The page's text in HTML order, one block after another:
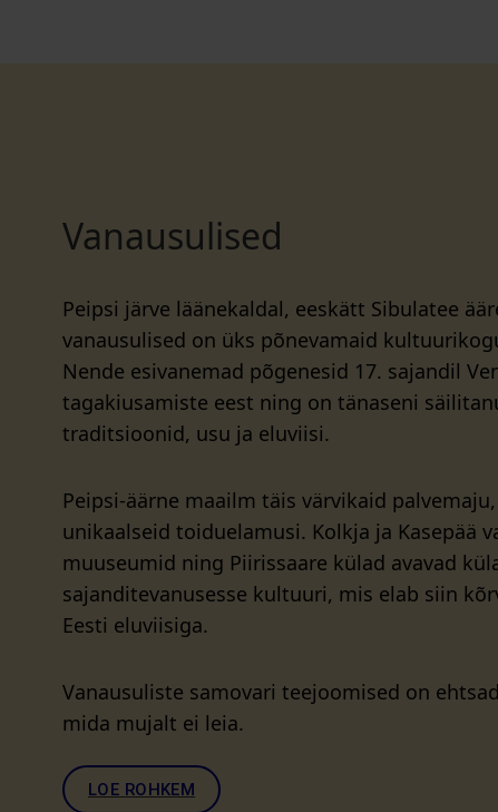
Vanausulised
Peipsi järve läänekaldal, eeskätt Sibulatee
vanausulised on üks põnevamaid
Nende esivanemad põgenesid 17. sajandil
tagakiusamiste eest ning on tänaseni
traditsioonid, usu ja eluviisi.
Peipsi-äärne maailm täis värvikaid
unikaalseid toiduelamusi. Kolkja ja Kasepää
muuseumid ning Piirissaare külad avavad
sajanditevanusesse kultuuri, mis elab siin
Eesti eluviisiga.
Vanausuliste samovari teejoomised on
mida mujalt ei leia.
LOE ROHKEM